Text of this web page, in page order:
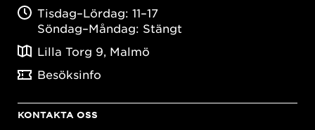
Tisdag–Lördag: 11–17
Söndag–Måndag: Stängt
Lilla Torg 9, Malmö
Besöksinfo
KONTAKTA OSS